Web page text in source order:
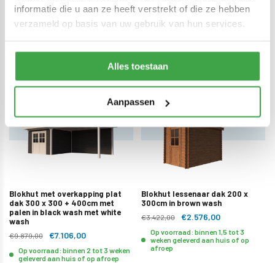
informatie die u aan ze heeft verstrekt of die ze hebben
verzameld op basis van uw gebruik van hun services.
Alles toestaan
Aanpassen
Maatwerk zonder meerprijs
Geïnteresseerd in maatwerk?
Blokhut met overkapping plat
dak 300 x 300 + 400cm met
palen in black wash met white
wash
€9.879,00 €7.106,00
Op voorraad: binnen 2 tot 3 weken
geleverd aan huis of op afroep
Blokhut lessenaar dak 200 x
300cm in brown wash
€3.422,00 €2.576,00
Op voorraad: binnen 1,5 tot 3
weken geleverd aan huis of op
afroep